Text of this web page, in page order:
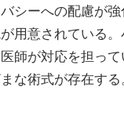
シーへの配慮が
用意されている
師が対応を担っ
な術式が存在す